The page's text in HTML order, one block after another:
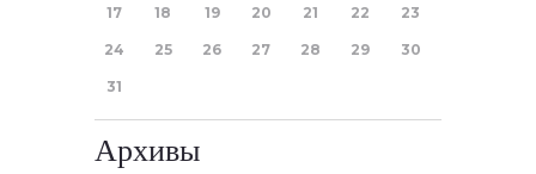
17 18 19 20 21 22 23
24 25 26 27 28 29 30
31
Архивы